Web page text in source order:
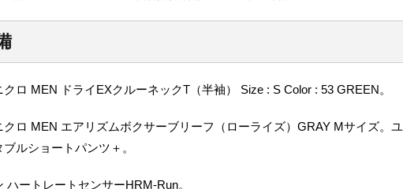
ロ MEN ドライEXクルーネックT（半袖） Size : S Color : 53 GREEN。
ロ MEN エアリズムボクサーブリーフ（ローライズ）GRAY Mサイズ。ユ
ルショートパンツ＋。
ートレートセンサーHRM-Run。